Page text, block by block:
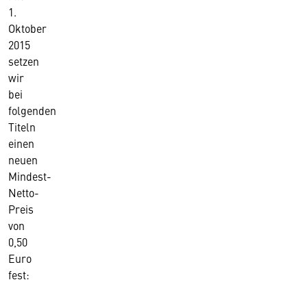
1.
Oktober
2015
setzen
wir
bei
folgenden
Titeln
einen
neuen
Mindest-
Netto-
Preis
von
0,50
Euro
fest: